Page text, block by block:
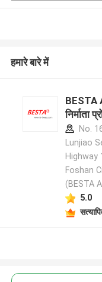
हमारे बारे में
BESTA
निर्माता
No.
Lunjiao
Highway
Foshan
(BESTA
5.0